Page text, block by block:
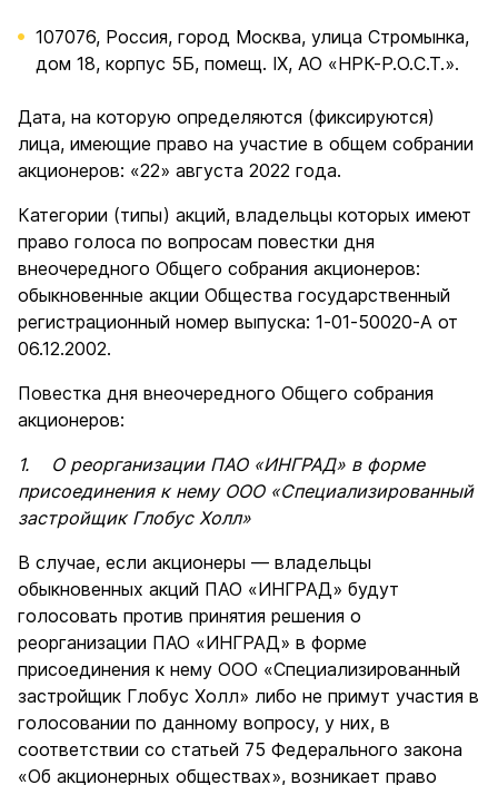
107076, Россия, город Москва, улица Стромынка,
дом 18, корпус 5Б, помещ. IX, АО «НРК-Р.О.С.Т.».
Дата, на которую определяются (фиксируются)
лица, имеющие право на участие в общем собрании
акционеров: «22» августа 2022 года.
Категории (типы) акций, владельцы которых имеют
право голоса по вопросам повестки дня
внеочередного Общего собрания акционеров:
обыкновенные акции Общества государственный
регистрационный номер выпуска: 1-01-50020-А от
06.12.2002.
Повестка дня внеочередного Общего собрания
акционеров:
1. О реорганизации ПАО «ИНГРАД» в форме
присоединения к нему ООО «Специализированный
застройщик Глобус Холл»
В случае, если акционеры — владельцы
обыкновенных акций ПАО «ИНГРАД» будут
голосовать против принятия решения о
реорганизации ПАО «ИНГРАД» в форме
присоединения к нему ООО «Специализированный
застройщик Глобус Холл» либо не примут участия в
голосовании по данному вопросу, у них, в
соответствии со статьей 75 Федерального закона
«Об акционерных обществах», возникает право